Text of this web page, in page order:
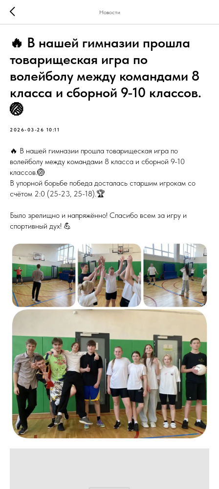
Новости
🔥 В нашей гимназии прошла
товарищеская игра по
волейболу между командами 8
класса и сборной 9-10 классов.
🏐
2026-03-26 10:11
🔥 В нашей гимназии прошла товарищеская игра по
волейболу между командами 8 класса и сборной 9-10
классов.🏐
В упорной борьбе победа досталась старшим игрокам со
счётом 2:0 (25-23, 25-18).🏆
Было зрелищно и напряжённо! Спасибо всем за игру и
спортивный дух! 💪